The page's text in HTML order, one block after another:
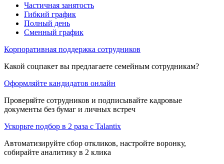
Частичная занятость
Гибкий график
Полный день
Сменный график
Корпоративная поддержка сотрудников
Какой соцпакет вы предлагаете семейным сотрудникам?
Оформляйте кандидатов онлайн
Проверяйте сотрудников и подписывайте кадровые
документы без бумаг и личных встреч
Ускорьте подбор в 2 раза с Talantix
Автоматизируйте сбор откликов, настройте воронку,
собирайте аналитику в 2 клика